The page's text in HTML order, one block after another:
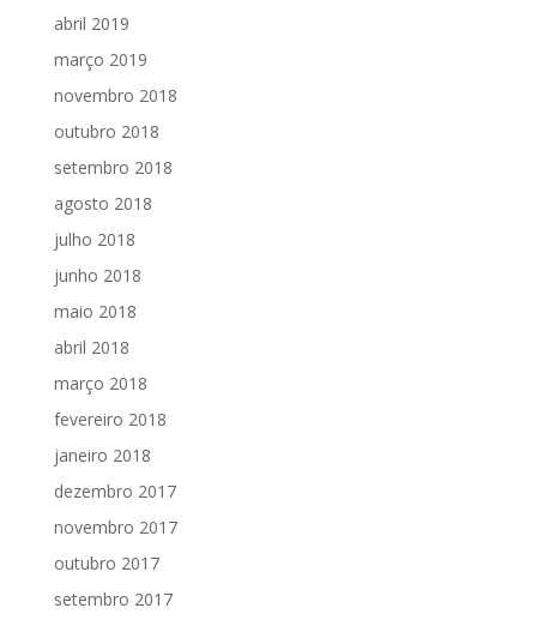
abril 2019
março 2019
novembro 2018
outubro 2018
setembro 2018
agosto 2018
julho 2018
junho 2018
maio 2018
abril 2018
março 2018
fevereiro 2018
janeiro 2018
dezembro 2017
novembro 2017
outubro 2017
setembro 2017